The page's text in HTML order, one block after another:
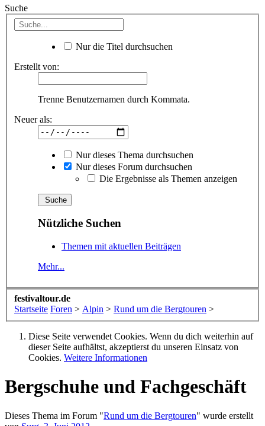
Suche
Nur die Titel durchsuchen
Erstellt von:
Trenne Benutzernamen durch Kommata.
Neuer als:
Nur dieses Thema durchsuchen
Nur dieses Forum durchsuchen
Die Ergebnisse als Themen anzeigen
Nützliche Suchen
Themen mit aktuellen Beiträgen
Mehr...
festivaltour.de
Startseite Foren > Alpin > Rund um die Bergtouren >
Diese Seite verwendet Cookies. Wenn du dich weiterhin auf
dieser Seite aufhältst, akzeptierst du unseren Einsatz von
Cookies. Weitere Informationen
Bergschuhe und Fachgeschäft
Dieses Thema im Forum "Rund um die Bergtouren" wurde erstellt